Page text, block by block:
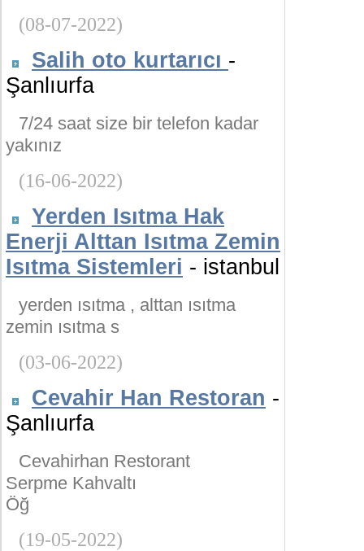
(08-07-2022)
Salih oto kurtarıcı -
Şanlıurfa
7/24 saat size bir telefon kadar
yakınız
(16-06-2022)
Yerden Isıtma Hak
Enerji Alttan Isıtma Zemin
Isıtma Sistemleri - istanbul
yerden ısıtma , alttan ısıtma
zemin ısıtma s
(03-06-2022)
Cevahir Han Restoran -
Şanlıurfa
Cevahirhan Restorant
Serpme Kahvaltı
Öğ
(19-05-2022)